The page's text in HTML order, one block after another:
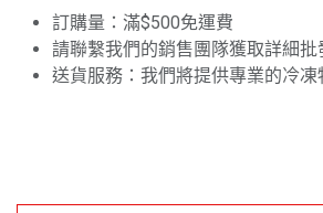
訂購量：滿$500免運費
請聯繫我們的銷售團隊獲取詳細批
送貨服務：我們將提供專業的冷凍